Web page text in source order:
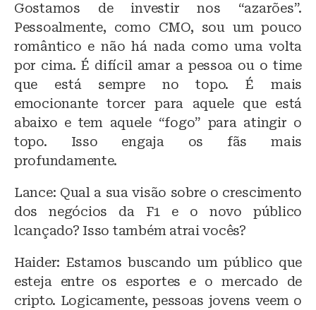
Gostamos de investir nos “azarões”.
Pessoalmente, como CMO, sou um pouco
romântico e não há nada como uma volta
por cima. É difícil amar a pessoa ou o time
que está sempre no topo. É mais
emocionante torcer para aquele que está
abaixo e tem aquele “fogo” para atingir o
topo. Isso engaja os fãs mais
profundamente.
Lance: Qual a sua visão sobre o crescimento
dos negócios da F1 e o novo público
lcançado? Isso também atrai vocês?
Haider: Estamos buscando um público que
esteja entre os esportes e o mercado de
cripto. Logicamente, pessoas jovens veem o